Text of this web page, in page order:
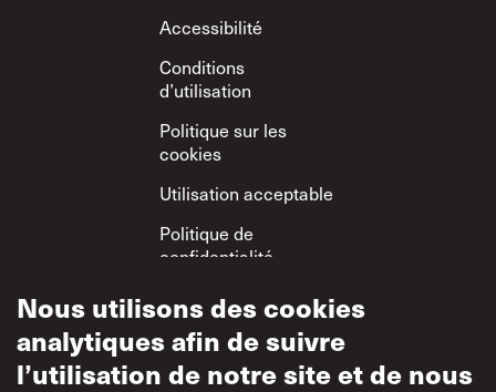
Footer
Accessibilité
Conditions
d’utilisation
Politique sur les
cookies
Utilisation acceptable
Politique de
confidentialité
Politique sur le
respect mutuel
Nous utilisons des cookies
analytiques afin de suivre
l’utilisation de notre site et de nous